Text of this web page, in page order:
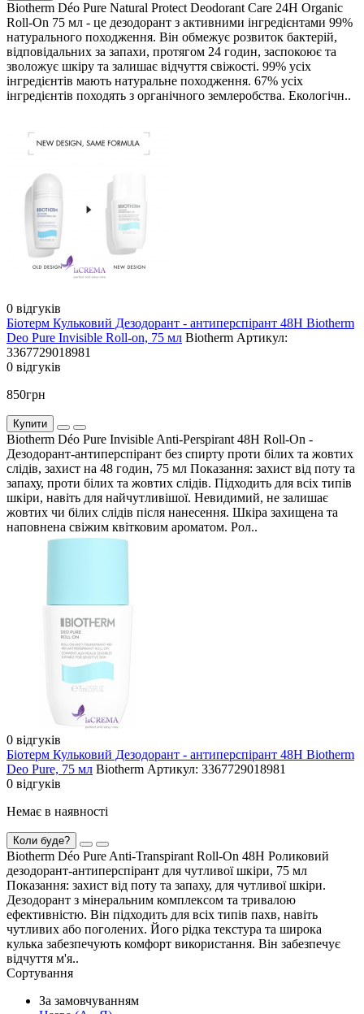
Biotherm Déo Pure Natural Protect Deodorant Care 24H Organic
Roll-On 75 мл - це дезодорант з активними інгредієнтами 99%
натурального походження. Він обмежує розвиток бактерій,
відповідальних за запахи, протягом 24 годин, заспокоює та
зволожує шкіру та залишає відчуття свіжості. 99% усіх
інгредієнтів мають натуральне походження. 67% усіх
інгредієнтів походять з органічного землеробства. Екологічн..
0 відгуків
Біотерм Кульковий Дезодорант - антиперспірант 48Н Biotherm
Deo Pure Invisible Roll-on, 75 мл Biotherm Артикул:
3367729018981
0 відгуків
850грн
Купити
Biotherm Déo Pure Invisible Anti-Perspirant 48H Roll-On -
Дезодорант-антиперспірант без спирту проти білих та жовтих
слідів, захист на 48 годин, 75 мл Показання: захист від поту та
запаху, проти білих та жовтих слідів. Підходить для всіх типів
шкіри, навіть для найчутливішої. Невидимий, не залишає
жовтих чи білих слідів після нанесення. Шкіра захищена та
наповнена свіжим квітковим ароматом. Рол..
0 відгуків
Біотерм Кульковий Дезодорант - антиперспірант 48Н Biotherm
Deo Pure, 75 мл Biotherm Артикул: 3367729018981
0 відгуків
Немає в наявності
Коли буде?
Biotherm Déo Pure Anti-Transpirant Roll-On 48Н Роликовий
дезодорант-антиперспірант для чутливої ​​шкіри, 75 мл
Показання: захист від поту та запаху, для чутливої шкіри.
Дезодорант з мінеральним комплексом та тривалою
ефективністю. Він підходить для всіх типів пахв, навіть
чутливих або поголених. Його рідка текстура та широка
кулька забезпечують комфорт використання. Він забезпечує
відчуття м'я..
Сортування
За замовчуванням